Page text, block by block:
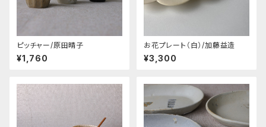
ピッチャー/原田晴子
¥1,760
お花プレート（白）/加藤益造
¥3,300